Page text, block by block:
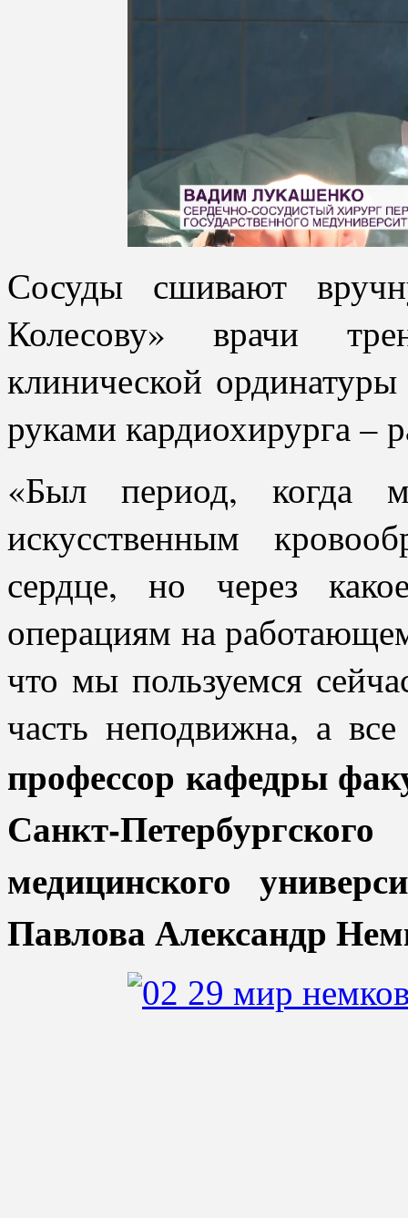
Сосуды сшивают
Колесову» врачи
клинической
руками кардиохирурга –
«Был период, когда
искусственным
сердце, но через
операциям на
что мы пользуемся
часть неподвижна, а все
профессор кафедры
Санкт-
медицинского
Павлова Александр